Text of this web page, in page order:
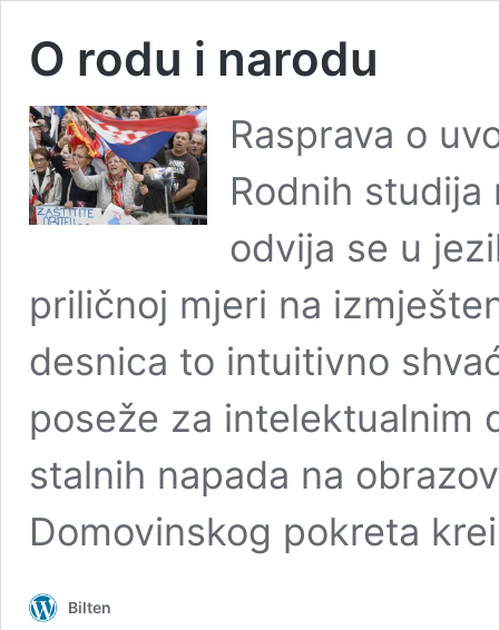
O rodu i narodu
Rasprava o
Rodnih
odvija se u
priličnoj mjeri na
desnica to intuitivno
poseže za intelektualnim
stalnih napada na
Domovinskog pokreta
Bilten